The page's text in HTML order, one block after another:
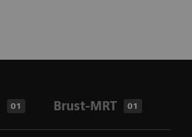
01 Brust-MRT 01